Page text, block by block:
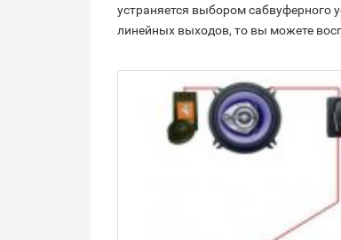
устраняется выбором сабвуферного
линейных выходов, то вы можете